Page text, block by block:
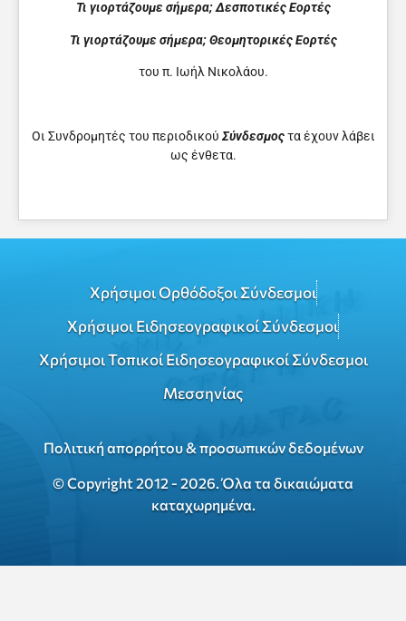
Τι γιορτάζουμε σήμερα; Δεσποτικές Εορτές
Τι γιορτάζουμε σήμερα; Θεομητορικές Εορτές
του π. Ιωήλ Νικολάου.
Οι Συνδρομητές του περιοδικού Σύνδεσμος τα έχουν λάβει
ως ένθετα.
Χρήσιμοι Ορθόδοξοι Σύνδεσμοι
Χρήσιμοι Ειδησεογραφικοί Σύνδεσμοι
Χρήσιμοι Τοπικοί Ειδησεογραφικοί Σύνδεσμοι
Μεσσηνίας
Πολιτική απορρήτου & προσωπικών δεδομένων
© Copyright 2012 - 2026. Όλα τα δικαιώματα
καταχωρημένα.